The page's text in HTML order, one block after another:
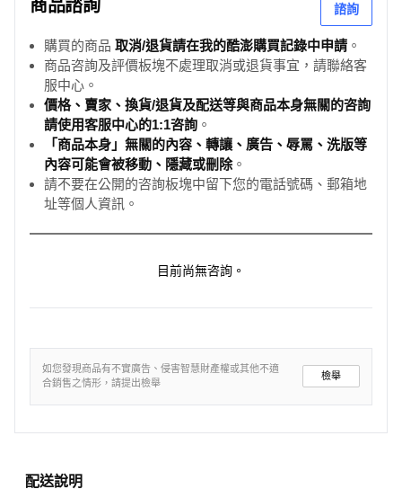
商品諮詢 諮詢
購買的商品 取消/退貨請在我的酷澎購買記錄中申請 。
商品咨詢及評價板塊不處理取消或退貨事宜，請聯絡客
服中心。
價格、賣家、換貨/退貨及配送等與商品本身無關的咨詢
請使用客服中心的1:1咨詢 。
「商品本身」無關的內容、轉讓、廣告、辱罵、洗版等
內容可能會被移動、隱藏或刪除。
請不要在公開的咨詢板塊中留下您的電話號碼、郵箱地
址等個人資訊。
目前尚無咨詢。
如您發現商品有不實廣告、侵害智慧財產權或其他不適
合銷售之情形，請提出檢舉
檢舉
配送說明